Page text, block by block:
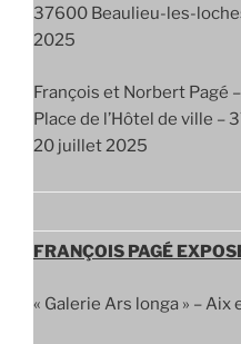
37600 Beaulieu-les-
2025
François et Norbert Pagé
Place de l’Hôtel de ville –
20 juillet 2025
FRANÇOIS PAGÉ
« Galerie Ars longa » – Aix